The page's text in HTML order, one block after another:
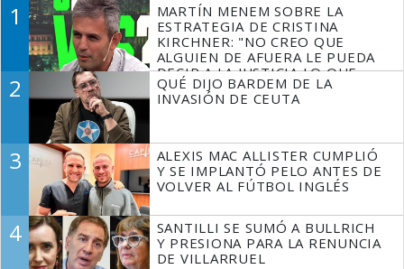
1
MARTÍN MENEM SOBRE LA
ESTRATEGIA DE CRISTINA
KIRCHNER: "NO CREO QUE
ALGUIEN DE AFUERA LE PUEDA
DECIR A LA JUSTICIA LO QUE
TIENE QUE HACER"
2
QUÉ DIJO BARDEM DE LA
INVASIÓN DE CEUTA
3
ALEXIS MAC ALLISTER CUMPLIÓ
Y SE IMPLANTÓ PELO ANTES DE
VOLVER AL FÚTBOL INGLÉS
4
SANTILLI SE SUMÓ A BULLRICH
Y PRESIONA PARA LA RENUNCIA
DE VILLARRUEL